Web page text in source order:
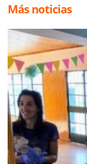
Más noticias